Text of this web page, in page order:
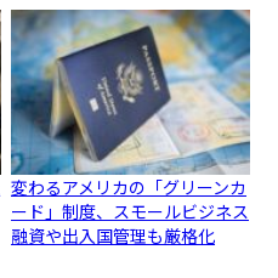
変わるアメリカの「グリーンカ
ード」制度、スモールビジネス
融資や出入国管理も厳格化